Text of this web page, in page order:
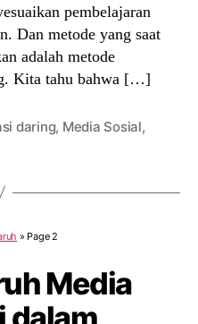
pembelajaran
Dan metode yang saat
adalah metode
Kita tahu bahwa […]
daring, Media Sosial,
» Page 2
Media